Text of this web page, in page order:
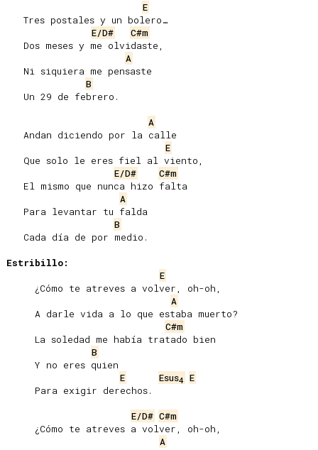
E
E/D#
C#m
A
B
A
E
E/D#
C#m
A
B
Estribillo:
E
A
C#m
B
E
Esus4 E
E/D# C#m
A